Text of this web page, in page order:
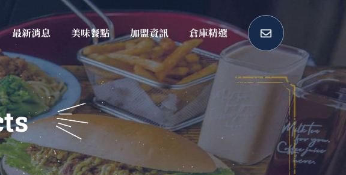
最新消息 美味餐點 加盟資訊 倉庫精選